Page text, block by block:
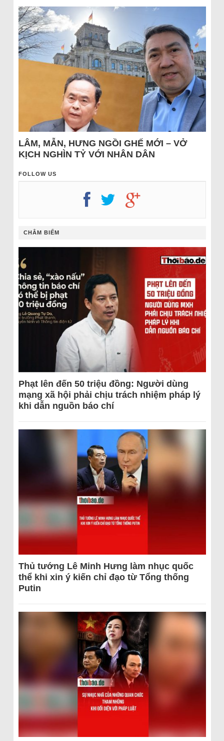
LÂM, MẪN, HƯNG NGỒI GHẾ MỚI – VỞ
KỊCH NGHÌN TỶ VỚI NHÂN DÂN
FOLLOW US
CHÂM BIẾM
Phạt lên đến 50 triệu đồng: Người dùng
mạng xã hội phải chịu trách nhiệm pháp lý
khi dẫn nguồn báo chí
Thủ tướng Lê Minh Hưng làm nhục quốc
thể khi xin ý kiến chỉ đạo từ Tổng thống
Putin